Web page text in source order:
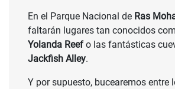
En el Parque Nacional de Ras
faltarán lugares tan conocidos
Yolanda Reefo las fantásticas
Jackfish Alley.
Y por supuesto, bucearemos entre